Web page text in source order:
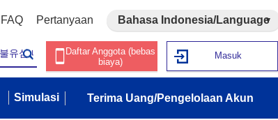
FAQ Pertanyaan Bahasa Indonesia/Language
Daftar Anggota (bebas
biaya)
Masuk
Simulasi Terima Uang/Pengelolaan Akun